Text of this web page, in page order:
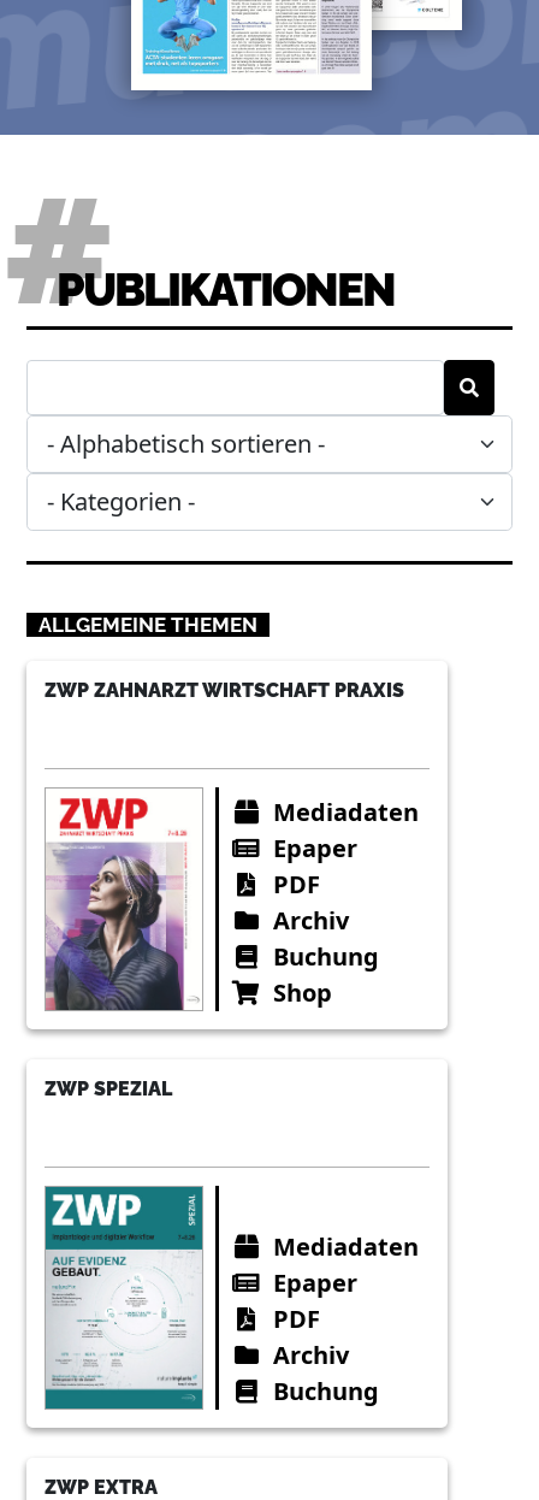
PUBLIKATIONEN
ALLGEMEINE THEMEN
ZWP ZAHNARZT WIRTSCHAFT PRAXIS
Mediadaten
Epaper
PDF
Archiv
Buchung
Shop
ZWP SPEZIAL
Mediadaten
Epaper
PDF
Archiv
Buchung
ZWP EXTRA